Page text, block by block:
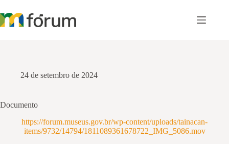
para
o
24 de setembro de 2024
Documento
https://forum.museus.gov.br/wp-content/uploads/tainacan-
items/9732/14794/1811089361678722_IMG_5086.mov